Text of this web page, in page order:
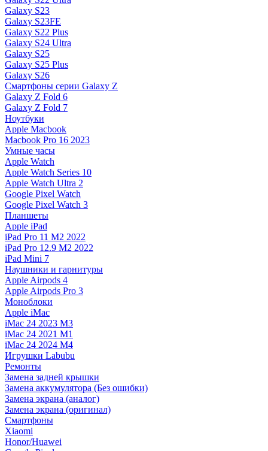
Galaxy S23
Galaxy S23FE
Galaxy S22 Plus
Galaxy S24 Ultra
Galaxy S25
Galaxy S25 Plus
Galaxy S26
Смартфоны серии Galaxy Z
Galaxy Z Fold 6
Galaxy Z Fold 7
Ноутбуки
Apple Macbook
Macbook Pro 16 2023
Умные часы
Apple Watch
Apple Watch Series 10
Apple Watch Ultra 2
Google Pixel Watch
Google Pixel Watch 3
Планшеты
Apple iPad
iPad Pro 11 M2 2022
iPad Pro 12.9 M2 2022
iPad Mini 7
Наушники и гарнитуры
Apple Airpods 4
Apple Airpods Pro 3
Моноблоки
Apple iMac
iMac 24 2023 M3
iMac 24 2021 M1
iMac 24 2024 M4
Игрушки Labubu
Ремонты
Замена задней крышки
Замена аккумулятора (Без ошибки)
Замена экрана (аналог)
Замена экрана (оригинал)
Смартфоны
Xiaomi
Honor/Huawei